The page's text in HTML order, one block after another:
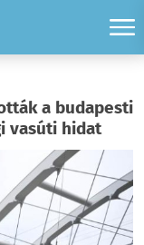
a budapesti
vasúti hidat